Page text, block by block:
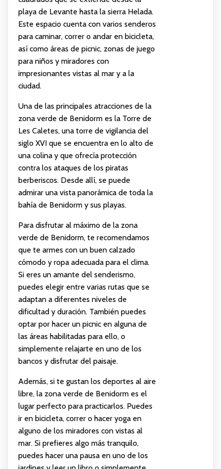
playa de Levante hasta la sierra Helada.
Este espacio cuenta con varios senderos
para caminar, correr o andar en bicicleta,
así como áreas de picnic, zonas de juego
para niños y miradores con
impresionantes vistas al mar y a la
ciudad.
Una de las principales atracciones de la
zona verde de Benidorm es la Torre de
Les Caletes, una torre de vigilancia del
siglo XVI que se encuentra en lo alto de
una colina y que ofrecía protección
contra los ataques de los piratas
berberiscos. Desde allí, se puede
admirar una vista panorámica de toda la
bahía de Benidorm y sus playas.
Para disfrutar al máximo de la zona
verde de Benidorm, te recomendamos
que te armes con un buen calzado
cómodo y ropa adecuada para el clima.
Si eres un amante del senderismo,
puedes elegir entre varias rutas que se
adaptan a diferentes niveles de
dificultad y duración. También puedes
optar por hacer un picnic en alguna de
las áreas habilitadas para ello, o
simplemente relajarte en uno de los
bancos y disfrutar del paisaje.
Además, si te gustan los deportes al aire
libre, la zona verde de Benidorm es el
lugar perfecto para practicarlos. Puedes
ir en bicicleta, correr o hacer yoga en
alguno de los miradores con vistas al
mar. Si prefieres algo más tranquilo,
puedes hacer una pausa en uno de los